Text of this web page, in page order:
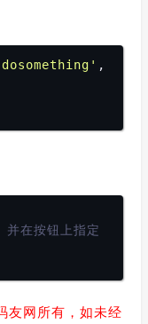
在按钮上指定
友网所有，如未经